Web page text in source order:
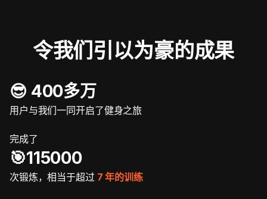
令我们引以为豪的成果
😎 400多万
用户与我们一同开启了健身之旅
完成了
🎯️115000
次锻炼，相当于超过 7 年的训练